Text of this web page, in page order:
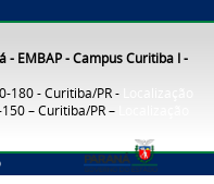
- EMBAP - Campus Curitiba I -
180 - Curitiba/PR -
– Curitiba/PR –